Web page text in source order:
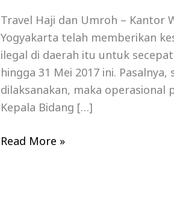
Travel Haji dan Umroh – Kantor
Yogyakarta telah memberikan
ilegal di daerah itu untuk
hingga 31 Mei 2017 ini.
dilaksanakan, maka
Kepala Bidang […]
Read More »